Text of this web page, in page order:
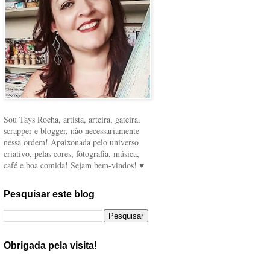
Sou Tays Rocha, artista, arteira, gateira,
scrapper e blogger, não necessariamente
nessa ordem! Apaixonada pelo universo
criativo, pelas cores, fotografia, música,
café e boa comida! Sejam bem-vindos! ♥
Pesquisar este blog
Obrigada pela visita!